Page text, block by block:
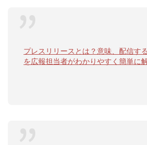
プレスリリースとは？意味、配信す
を広報担当者がわかりやすく簡単に